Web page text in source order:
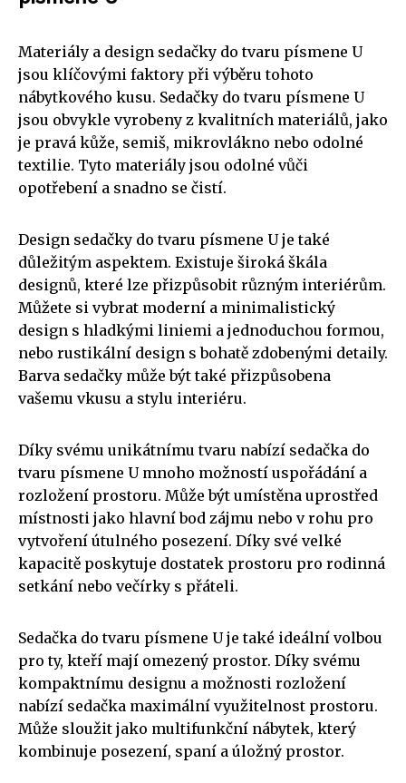
Materiály a design sedačky do tvaru písmene U
jsou klíčovými faktory při výběru tohoto
nábytkového kusu. Sedačky do tvaru písmene U
jsou obvykle vyrobeny z kvalitních materiálů, jako
je pravá kůže, semiš, mikrovlákno nebo odolné
textilie. Tyto materiály jsou odolné vůči
opotřebení a snadno se čistí.
Design sedačky do tvaru písmene U je také
důležitým aspektem. Existuje široká škála
designů, které lze přizpůsobit různým interiérům.
Můžete si vybrat moderní a minimalistický
design s hladkými liniemi a jednoduchou formou,
nebo rustikální design s bohatě zdobenými detaily.
Barva sedačky může být také přizpůsobena
vašemu vkusu a stylu interiéru.
Díky svému unikátnímu tvaru nabízí sedačka do
tvaru písmene U mnoho možností uspořádání a
rozložení prostoru. Může být umístěna uprostřed
místnosti jako hlavní bod zájmu nebo v rohu pro
vytvoření útulného posezení. Díky své velké
kapacitě poskytuje dostatek prostoru pro rodinná
setkání nebo večírky s přáteli.
Sedačka do tvaru písmene U je také ideální volbou
pro ty, kteří mají omezený prostor. Díky svému
kompaktnímu designu a možnosti rozložení
nabízí sedačka maximální využitelnost prostoru.
Může sloužit jako multifunkční nábytek, který
kombinuje posezení, spaní a úložný prostor.